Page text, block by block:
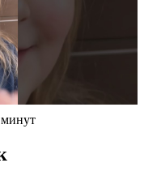
минут